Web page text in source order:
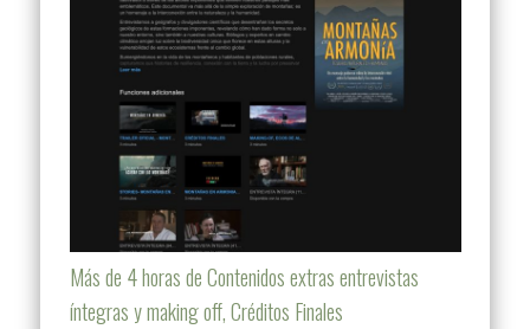
Más de 4 horas de Contenidos extras entrevistas
íntegras y making off, Créditos Finales